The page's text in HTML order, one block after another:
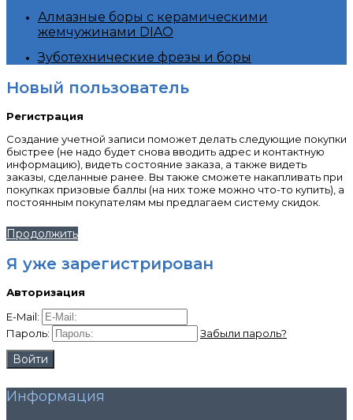
Алмазные боры с керамическими
жемчужинами DIAO
Зуботехнические фрезы и боры
Новый пользователь
Регистрация
Создание учетной записи поможет делать следующие покупки
быстрее (не надо будет снова вводить адрес и контактную
информацию), видеть состояние заказа, а также видеть
заказы, сделанные ранее. Вы также сможете накапливать при
покупках призовые баллы (на них тоже можно что-то купить), а
постоянным покупателям мы предлагаем систему скидок.
Продолжить
Я уже зарегистрирован
Авторизация
E-Mail:
Пароль:
Забыли пароль?
Информация